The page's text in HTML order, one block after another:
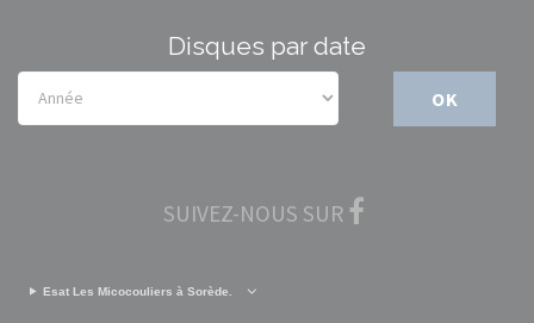
Disques par date
OK
SUIVEZ-NOUS SUR
Esat Les Micocouliers à Sorède.